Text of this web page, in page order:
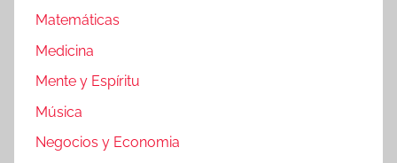
Matemáticas
Medicina
Mente y Espíritu
Música
Negocios y Economia